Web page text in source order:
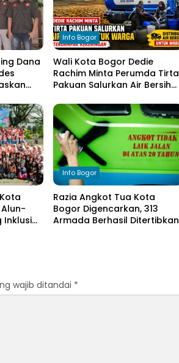
Dana
Info Bogor
Wali Kota Bogor Dedie
Rachim Minta Perumda Tirta
Pakuan Salurkan Air Bersih
Kekeringan
Inklusi
Info Bogor
Razia Angkot Tua Kota
Bogor Digencarkan, 313
Armada Berhasil Ditertibkan
wajib ditandai *